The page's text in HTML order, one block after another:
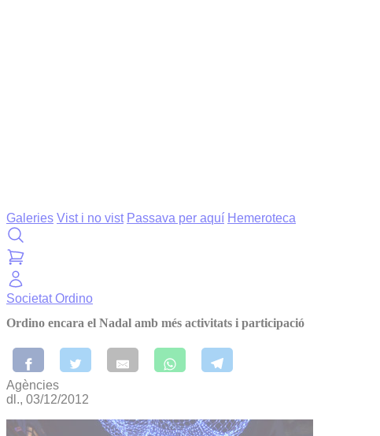
Galeries Vist i no vist Passava per aquí Hemeroteca
SocietatOrdino
Ordino encara el Nadal amb més activitats i participació
Agències
dl., 03/12/2012